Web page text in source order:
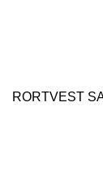
RORTVEST